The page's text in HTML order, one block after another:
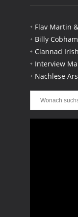
Flav Martin
Billy
Clannad
Interview
Nachlese